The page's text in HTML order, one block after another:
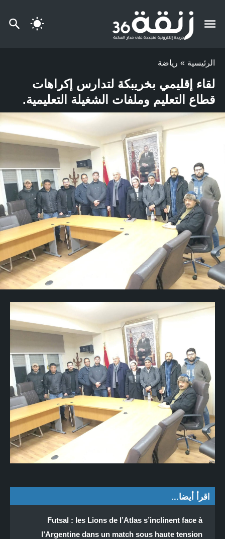
الرئيسية » رياضة
لقاء إقليمي بخريبكة لتدارس إكراهات
قطاع التعليم وملفات الشغيلة التعليمية.
اقرأ أيضا...
Futsal : les Lions de l’Atlas s’inclinent face à
l’Argentine dans un match sous haute tension